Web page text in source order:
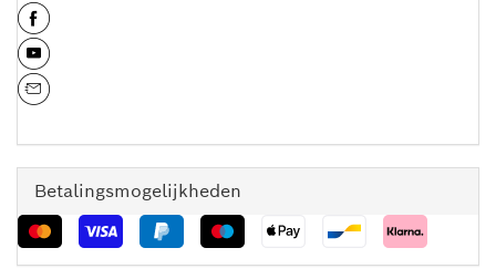
Betalingsmogelijkheden